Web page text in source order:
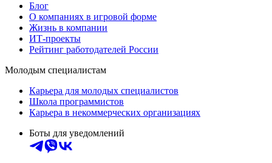
Блог
О компаниях в игровой форме
Жизнь в компании
ИТ-проекты
Рейтинг работодателей России
Молодым специалистам
Карьера для молодых специалистов
Школа программистов
Карьера в некоммерческих организациях
Боты для уведомлений